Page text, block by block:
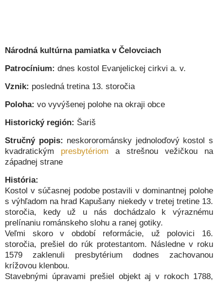
Národná kultúrna pamiatka v Čelovciach
Patrocínium: dnes kostol Evanjelickej cirkvi a. v.
Vznik: posledná tretina 13. storočia
Poloha: vo vyvýšenej polohe na okraji obce
Historický región: Šariš
Stručný popis: neskororománsky jednoloďový kostol s
kvadratickým presbytériom a strešnou vežičkou na
západnej strane
História:
Kostol v súčasnej podobe postavili v dominantnej polohe
s výhľadom na hrad Kapušany niekedy v tretej tretine 13.
storočia, kedy už u nás dochádzalo k výraznému
prelínaniu románskeho slohu a ranej gotiky.
Veľmi skoro v období reformácie, už polovici 16.
storočia, prešiel do rúk protestantom. Následne v roku
1579 zaklenuli presbytérium dodnes zachovanou
krížovou klenbou.
Stavebnými úpravami prešiel objekt aj v rokoch 1788,